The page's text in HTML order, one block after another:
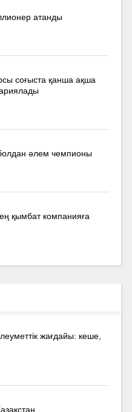
атанды
соғыста қанша ақша
әлем чемпионы
қымбат компанияға
жағдайы: кеше,